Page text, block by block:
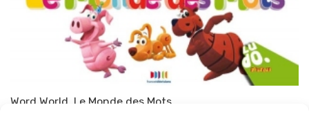
Word World, Le Monde des Mots